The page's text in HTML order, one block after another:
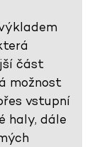
část
možnost
vstupní
haly, dále